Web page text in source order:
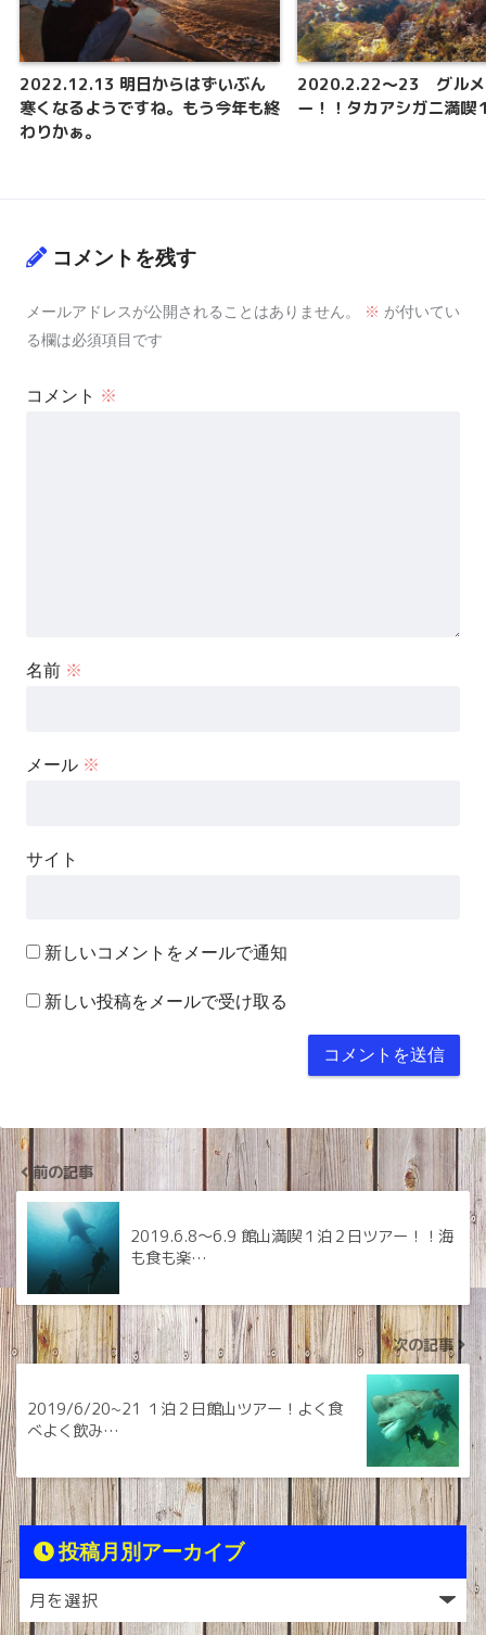
2022.12.13 明日からはずいぶん
寒くなるようですね。もう今年も終
わりかぁ。
2020.2.22～23 グルメ
ー！！タカアシガニ満
コメントを残す
メールアドレスが公開されることはありません。 ※ が付いてい
る欄は必須項目です
コメント ※
名前 ※
メール ※
サイト
新しいコメントをメールで通知
新しい投稿をメールで受け取る
前の記事
2019.6.8〜6.9 館山満喫１泊２日ツアー！！海
も食も楽…
次の記事
2019/6/20~21 １泊２日館山ツアー！よく食
べよく飲み…
投稿月別アーカイブ